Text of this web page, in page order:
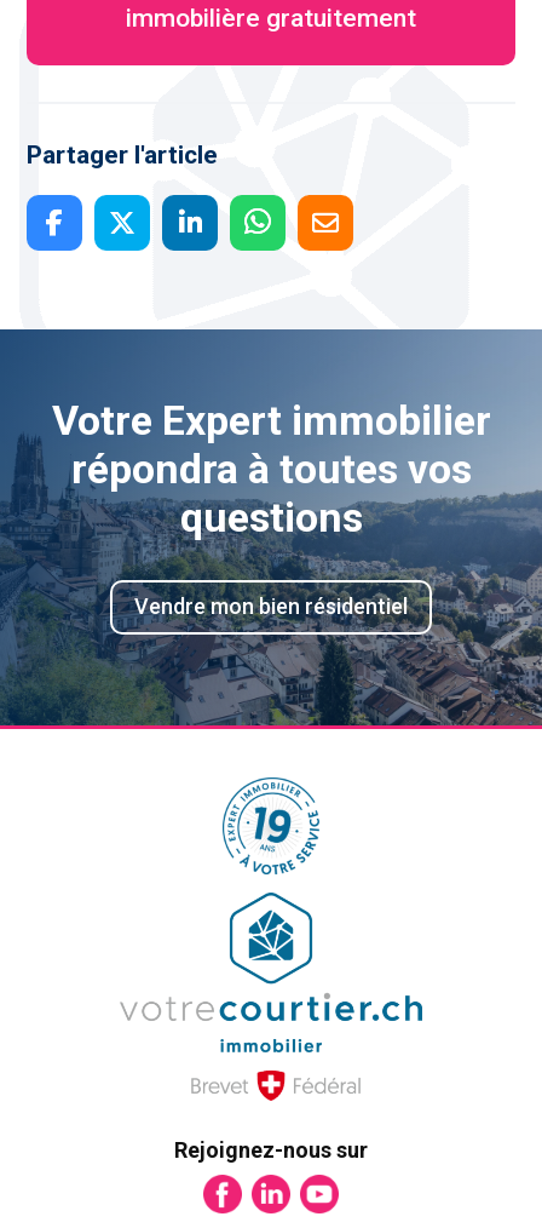
immobilière gratuitement
Partager l'article
Votre Expert immobilier
répondra à toutes vos
questions
Vendre mon bien résidentiel
Rejoignez-nous sur